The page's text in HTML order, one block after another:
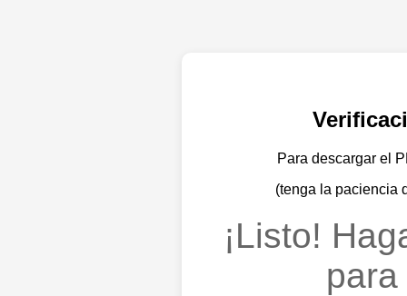
Para descargar el
(tenga la paciencia
¡Listo!